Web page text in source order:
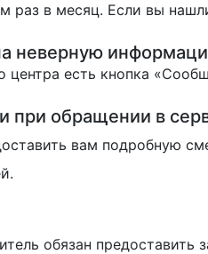
в месяц. Если вы
неверную
центра есть кнопка
при обращении в
вам подробную
обязан